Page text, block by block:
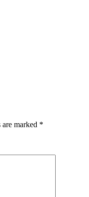
marked *